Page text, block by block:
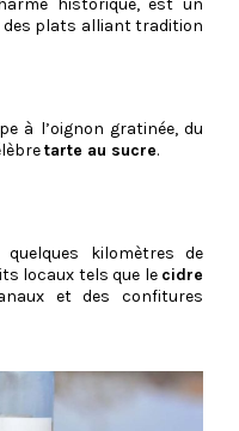
des plats alliant tradition
à l’oignon gratinée, du
tarte au sucre.
quelques kilomètres de
locaux tels que le cidre
et des confitures